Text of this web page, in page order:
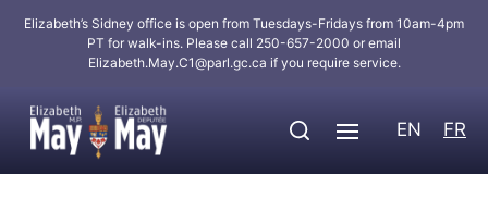
Elizabeth’s Sidney office is open from Tuesdays-Fridays from 10am-4pm
PT for walk-ins. Please call 250-657-2000 or email
Elizabeth.May.C1@parl.gc.ca if you require service.
EN FR